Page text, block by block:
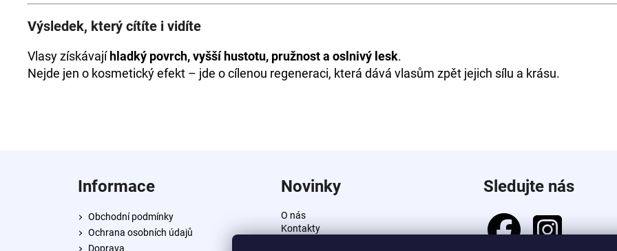
Výsledek, který cítíte i vidíte
Vlasy získávají hladký povrch, vyšší hustotu, pružnost a oslnivý lesk.
Nejde jen o kosmetický efekt – jde o cílenou regeneraci, která dává vlasům zpět jejich sílu a krásu.
Informace
Obchodní podmínky
Ochrana osobních údajů
Doprava
Novinky
O nás
Kontakty
Sledujte nás